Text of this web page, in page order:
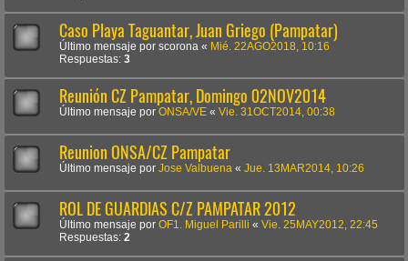
Caso Playa Taguantar, Juan Griego (Pampatar)
Último mensaje por scorona « Mié. 22AGO2018, 10:16
Respuestas: 3
Reunión CZ Pampatar, Domingo 02NOV2014
Último mensaje por ONSA/VE « Vie. 31OCT2014, 00:38
Reunion ONSA/CZ Pampatar
Último mensaje por Jose Valbuena « Jue. 13MAR2014, 10:26
ROL DE GUARDIAS C/Z PAMPATAR 2012
Último mensaje por OF1. Miguel Parilli « Vie. 25MAY2012, 22:45
Respuestas: 2